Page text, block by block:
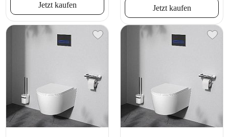
Jetzt kaufen Jetzt kaufen